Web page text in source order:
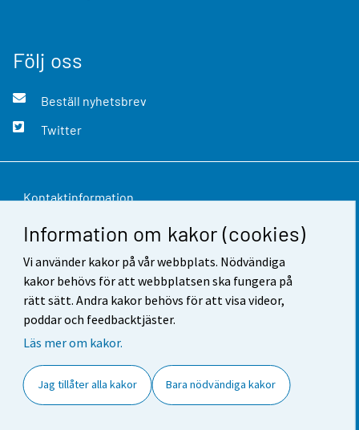
Information om kakor (cookies)
Vi använder kakor på vår webbplats. Nödvändiga
kakor behövs för att webbplatsen ska fungera på
rätt sätt. Andra kakor behövs för att visa videor,
poddar och feedbacktjäster.
Läs mer om kakor.
Jag tillåter alla kakor Bara nödvändiga kakor
Följ oss
Beställ nyhetsbrev
Twitter
Kontaktinformation
Respons
Användarvillkor
Dataskydd
Tillgänglighet
Cookie-inställningar